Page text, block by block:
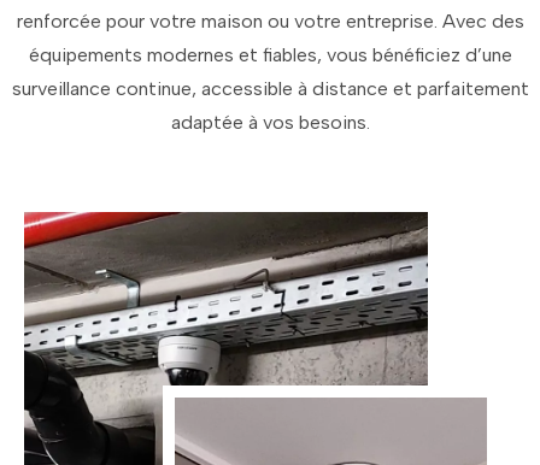
renforcée pour votre maison ou votre entreprise. Avec des
équipements modernes et fiables, vous bénéficiez d’une
surveillance continue, accessible à distance et parfaitement
adaptée à vos besoins.